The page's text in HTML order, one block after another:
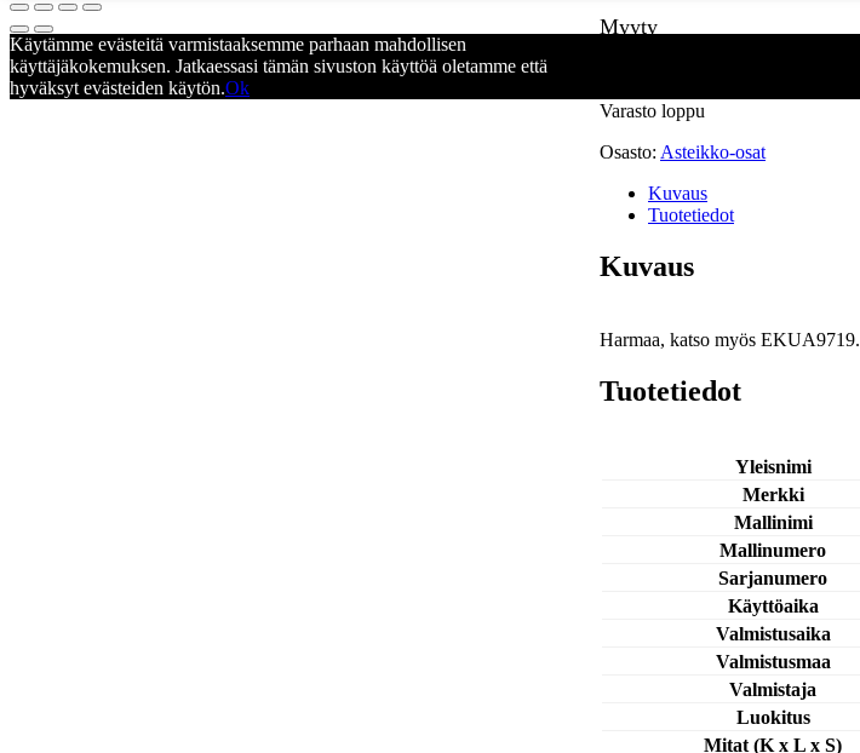
Myyty
Varasto loppu
Osasto: Asteikko-osat
Kuvaus
Tuotetiedot
Kuvaus
Harmaa, katso myös EKUA9719.
Tuotetiedot
Yleisnimi
Merkki
Mallinimi
Mallinumero
Sarjanumero
Käyttöaika
Valmistusaika
Valmistusmaa
Valmistaja
Luokitus
Mitat (K x L x S)
Käytämme evästeitä varmistaaksemme parhaan mahdollisen
käyttäjäkokemuksen. Jatkaessasi tämän sivuston käyttöä oletamme että
hyväksyt evästeiden käytön.Ok